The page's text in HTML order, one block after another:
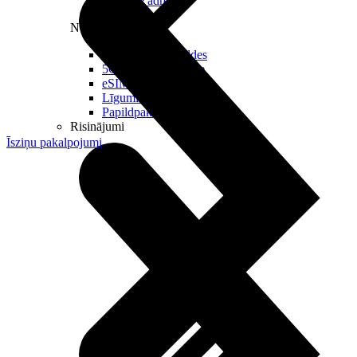
Noderīgi
Jautājumi un atbildes
5G pārklājuma karte
eSIM tehnoloģija
Līgumi un noteikumi
Papildpakalpojumi
Risinājumi
Īsziņu pakalpojumi